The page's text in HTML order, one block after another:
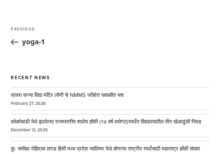
navigation
Previous
Post
PREVIOUS
yoga-1
RECENT NEWS
प्रवरा कन्या विद्या मंदिर लोणी चे NMMS परीक्षेत घवघवीत यश
February 27, 2026
कोळपेवाडी येथे झालेल्या राज्यस्तरीय शालेय हॉकी (१४ वर्ष वयोगट)स्पर्धेत विद्यालयातील तीन खेळाडूंची निवड
December 13, 2025
कु. समीक्षा रोहिदास लगड हिची मध्य प्रदेश ग्वालियर येथे होणाऱ्या राष्ट्रीय स्पर्धेसाठी महाराष्ट्र हॉकी संघात